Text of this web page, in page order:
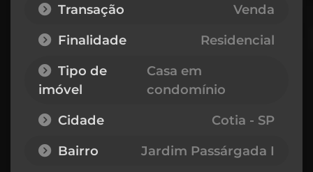
Transação
Venda
Finalidade
Residencial
Tipo de
imóvel
Casa em
condomínio
Cidade
Cotia - SP
Bairro
Jardim Passárgada I